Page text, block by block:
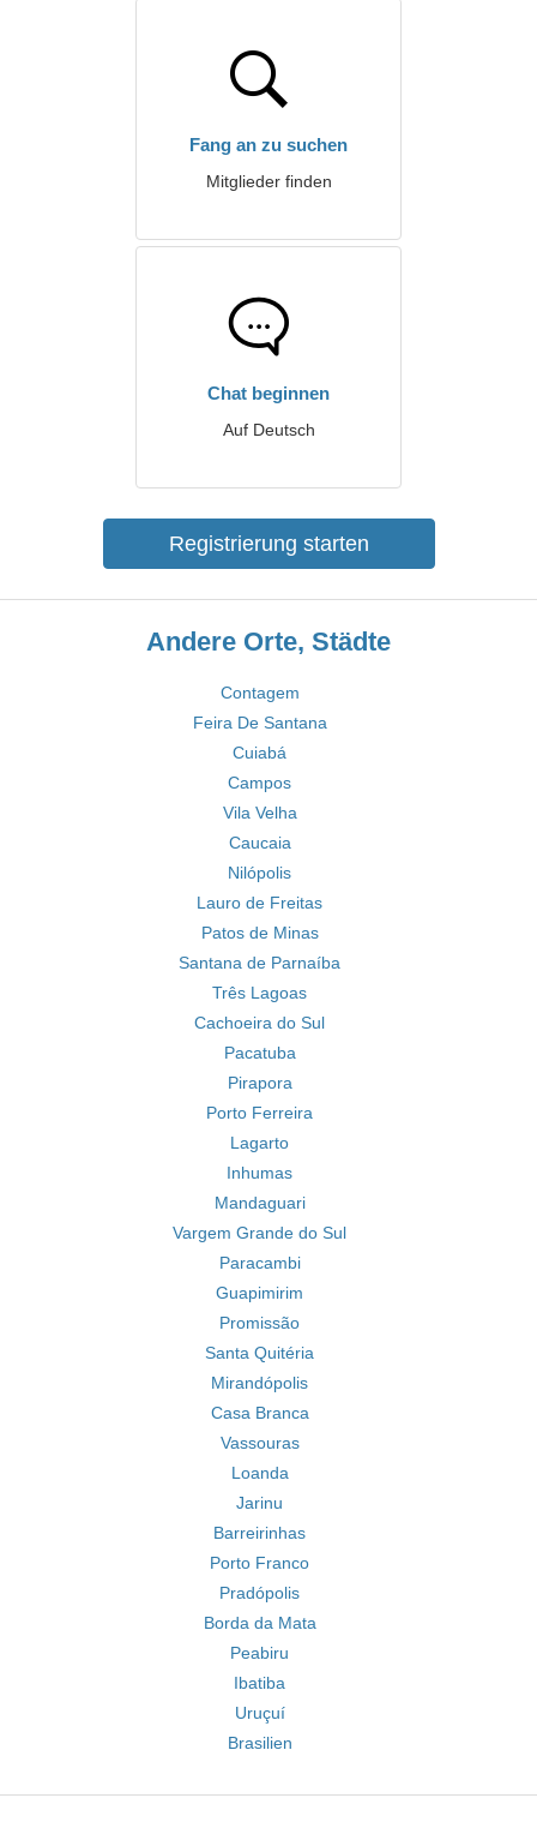
Fang an zu suchen
Mitglieder finden
Chat beginnen
Auf Deutsch
Registrierung starten
Andere Orte, Städte
Contagem
Feira De Santana
Cuiabá
Campos
Vila Velha
Caucaia
Nilópolis
Lauro de Freitas
Patos de Minas
Santana de Parnaíba
Três Lagoas
Cachoeira do Sul
Pacatuba
Pirapora
Porto Ferreira
Lagarto
Inhumas
Mandaguari
Vargem Grande do Sul
Paracambi
Guapimirim
Promissão
Santa Quitéria
Mirandópolis
Casa Branca
Vassouras
Loanda
Jarinu
Barreirinhas
Porto Franco
Pradópolis
Borda da Mata
Peabiru
Ibatiba
Uruçuí
Brasilien